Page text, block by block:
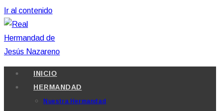
Ir al contenido
INICIO
HERMANDAD
Nuestra Hermandad